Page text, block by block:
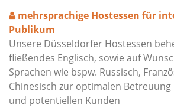
mehrsprachige Hostessen für
Publikum
Unsere Düsseldorfer Hostessen
fließendes Englisch, sowie auf
Sprachen wie bspw. Russisch,
Chinesisch zur optimalen
und potentiellen Kunden